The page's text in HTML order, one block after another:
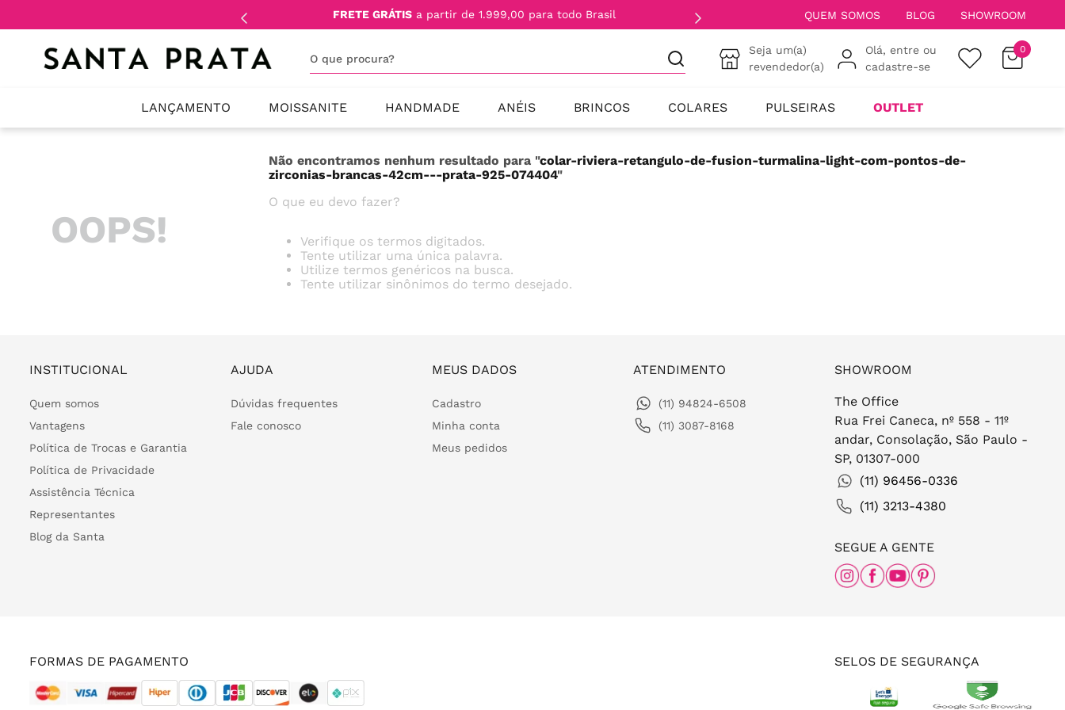
FRETE GRÁTIS a partir de 1.999,00 para todo Brasil QUEM SOMOS BLOG SHOWROOM
Seja um(a)
revendedor(a)
Olá, entre ou
cadastre-se
0
LANÇAMENTO MOISSANITE HANDMADE ANÉIS BRINCOS COLARES PULSEIRAS OUTLET
OOPS!
Não encontramos nenhum resultado para "colar-riviera-retangulo-de-fusion-turmalina-light-com-pontos-de-
zirconias-brancas-42cm---prata-925-074404"
O que eu devo fazer?
Verifique os termos digitados.
Tente utilizar uma única palavra.
Utilize termos genéricos na busca.
Tente utilizar sinônimos do termo desejado.
INSTITUCIONAL
Quem somos
Vantagens
Política de Trocas e Garantia
Política de Privacidade
Assistência Técnica
Representantes
Blog da Santa
AJUDA
Dúvidas frequentes
Fale conosco
MEUS DADOS
Cadastro
Minha conta
Meus pedidos
ATENDIMENTO
(11) 94824-6508
(11) 3087-8168
SHOWROOM
The Office
Rua Frei Caneca, nº 558 - 11º
andar, Consolação, São Paulo -
SP, 01307-000
(11) 96456-0336
(11) 3213-4380
SEGUE A GENTE
FORMAS DE PAGAMENTO SELOS DE SEGURANÇA